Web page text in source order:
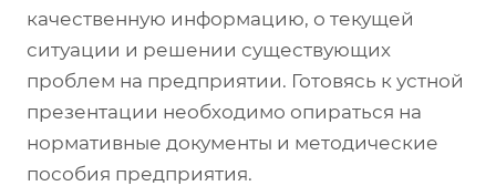
качественную информацию, о текущей
ситуации и решении существующих
проблем на предприятии. Готовясь к устной
презентации необходимо опираться на
нормативные документы и методические
пособия предприятия.